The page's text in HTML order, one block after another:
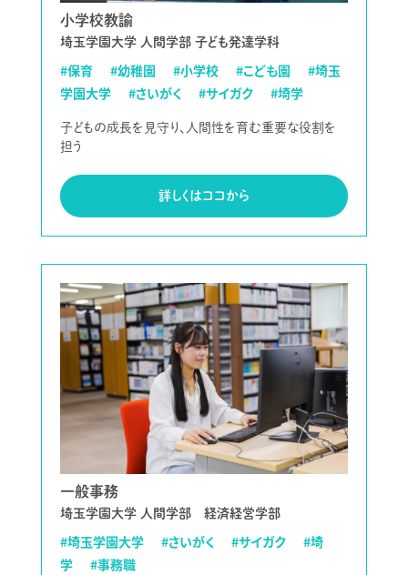
小学校教諭
埼玉学園大学 人間学部 子ども発達学科
#保育 #幼稚園 #小学校 #こども園
#埼玉
学園大学
#さいがく #サイガク #埼学
子どもの成長を見守り、人間性を育む重要な役割を
担う
詳しくはココから
一般事務
埼玉学園大学 人間学部 経済経営学部
#埼玉学園大学 #さいがく #サイガク
#埼
学
#事務職